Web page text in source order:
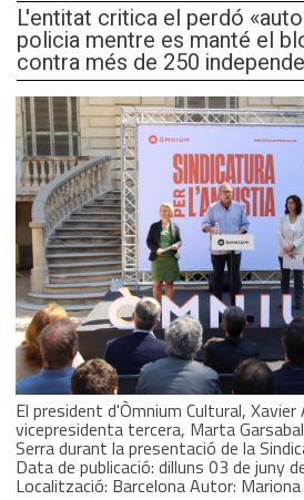
L'entitat critica el perdó
policia mentre es manté el
contra més de 250
El president d'Òmnium Cultural, Xavier
vicepresidenta tercera, Marta
Serra durant la presentació de la
Data de publicació: dilluns 03 de juny
Localització: Barcelona Autor: